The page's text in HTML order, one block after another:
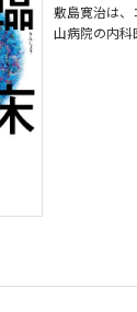
敷島寛治は
山病院の内科